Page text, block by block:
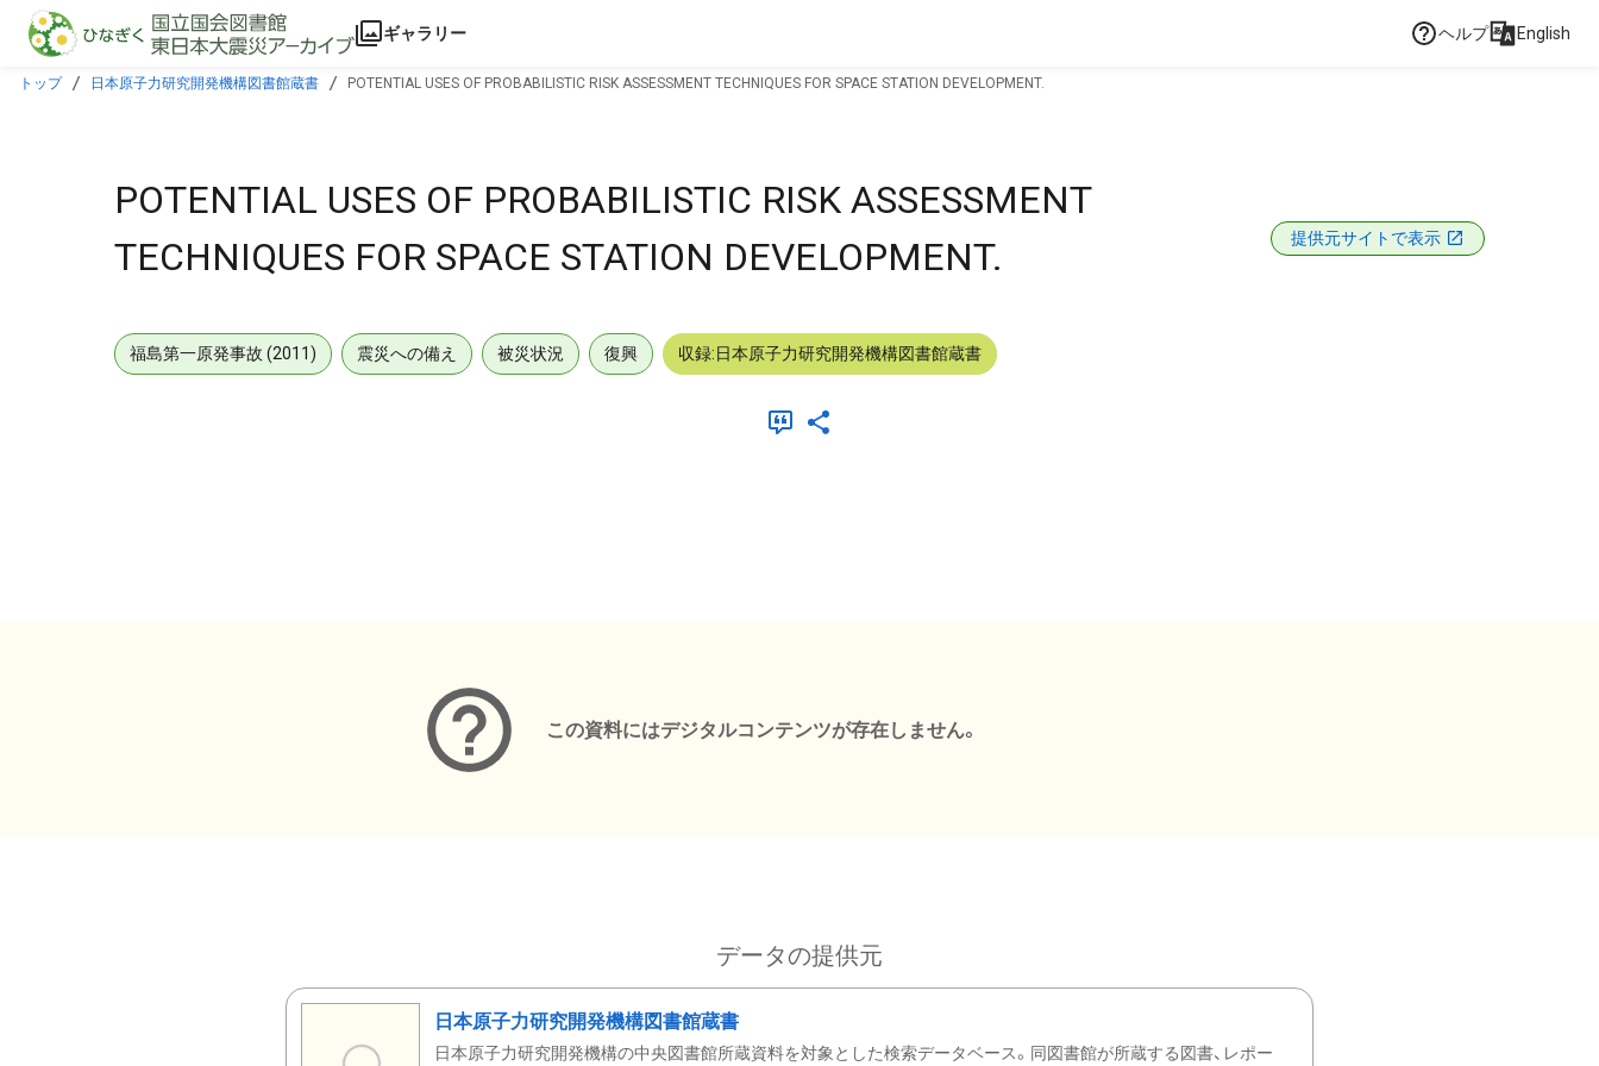
本文に飛ぶ
ギャラリー ヘルプ English
トップ 日本原子力研究開発機構図書館蔵書 POTENTIAL USES OF PROBABILISTIC RISK ASSESSMENT TECHNIQUES FOR SPACE STATION DEVELOPMENT.
POTENTIAL USES OF PROBABILISTIC RISK ASSESSMENT
TECHNIQUES FOR SPACE STATION DEVELOPMENT.
提供元サイトで表示
福島第一原発事故 (2011) 震災への備え 被災状況 復興 収録:日本原子力研究開発機構図書館蔵書
この資料にはデジタルコンテンツが存在しません。
データの提供元
日本原子力研究開発機構図書館蔵書
日本原子力研究開発機構の中央図書館所蔵資料を対象とした検索データベース。同図書館が所蔵する図書、レポー